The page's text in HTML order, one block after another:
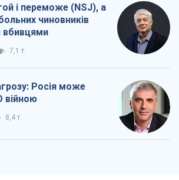
і переможе (NSJ), а
чиновників
вбивцями
7,1 т.
Росія може
війною
8,4 т.